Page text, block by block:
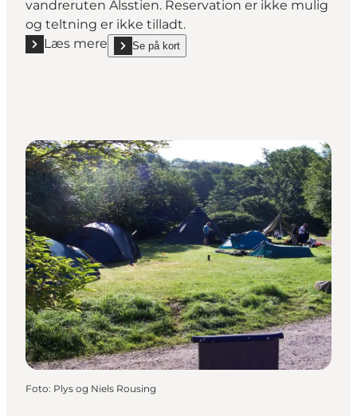
vandreruten Alsstien. Reservation er ikke mulig
og teltning er ikke tilladt.
Læs mere
Læs mere "Oldenor Shelter"
Se på kort
show Oldenor Shelter on_map
Foto: Plys og Niels Rousing